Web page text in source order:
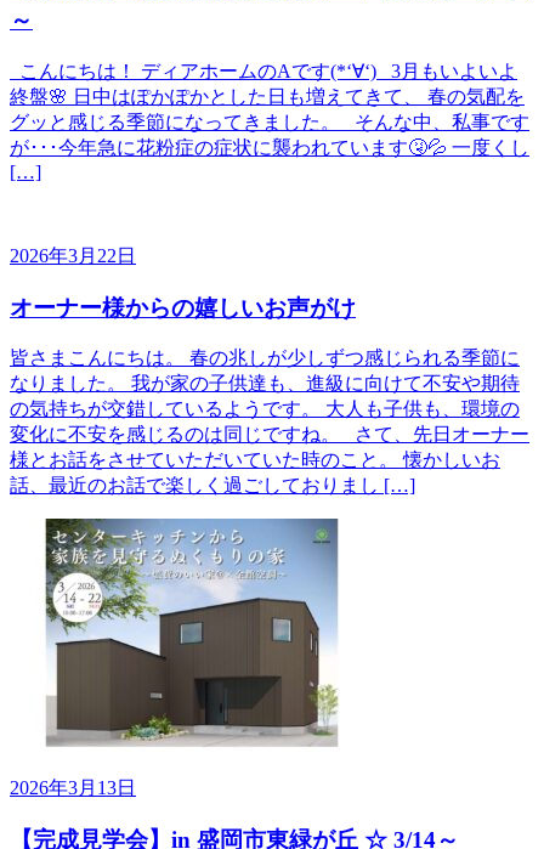
～
こんにちは！ ディアホームのAです(*‘∀‘) 3月もいよいよ
終盤🌸 日中はぽかぽかとした日も増えてきて、 春の気配を
グッと感じる季節になってきました。 そんな中、私事です
が･･･今年急に花粉症の症状に襲われています🤧💦 一度くし
[…]
2026年3月22日
オーナー様からの嬉しいお声がけ
皆さまこんにちは。 春の兆しが少しずつ感じられる季節に
なりました。 我が家の子供達も、進級に向けて不安や期待
の気持ちが交錯しているようです。 大人も子供も、環境の
変化に不安を感じるのは同じですね。 さて、先日オーナー
様とお話をさせていただいていた時のこと。 懐かしいお
話、最近のお話で楽しく過ごしておりまし […]
2026年3月13日
【完成見学会】in 盛岡市東緑が丘 ☆ 3/14～